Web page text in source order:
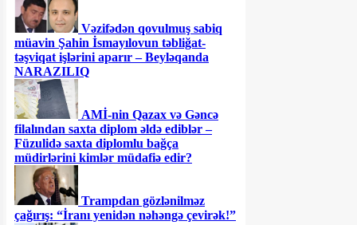
Vəzifədən qovulmuş sabiq
müavin Şahin İsmayılovun təbliğat-
təşviqat işlərini aparır – Beyləqanda
NARAZILIQ
AMİ-nin Qazax və Gəncə
filalından saxta diplom əldə ediblər –
Füzulidə saxta diplomlu bağça
müdirlərini kimlər müdafiə edir?
Trampdan gözlənilməz
çağırış: “İranı yenidən nəhəngə çevirək!”